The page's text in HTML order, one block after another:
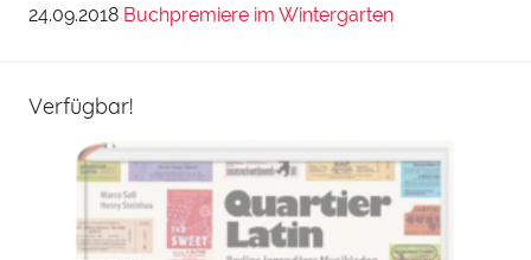
24.09.2018 Buchpremiere im Wintergarten
Verfügbar!